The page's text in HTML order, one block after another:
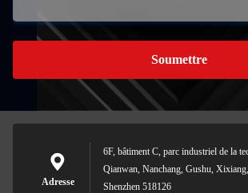
Soumettre
Adresse
6F, bâtiment C, parc industriel de la
Qianwan, Nanchang, Gushu,
Shenzhen 518126